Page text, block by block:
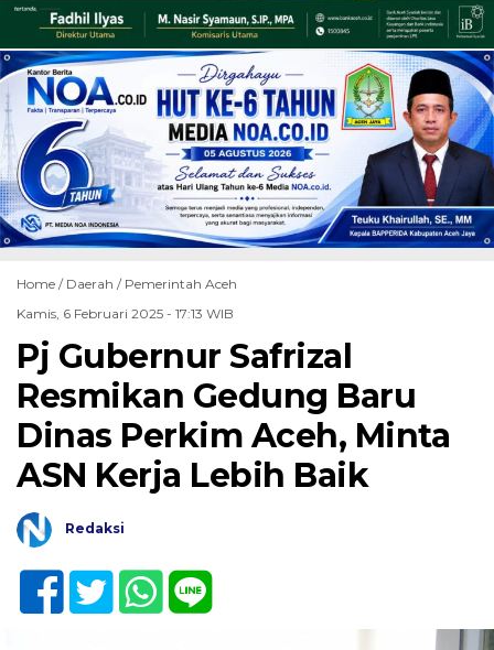
Home / Daerah / Pemerintah Aceh
Kamis, 6 Februari 2025 - 17:13 WIB
Pj Gubernur Safrizal
Resmikan Gedung Baru
Dinas Perkim Aceh, Minta
ASN Kerja Lebih Baik
Redaksi